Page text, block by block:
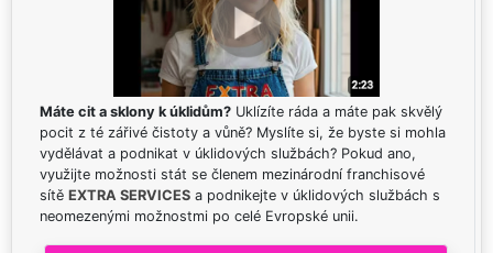
Máte cit a sklony k úklidům? Uklízíte ráda a máte pak skvělý
pocit z té zářivé čistoty a vůně? Myslíte si, že byste si mohla
vydělávat a podnikat v úklidových službách? Pokud ano,
využijte možnosti stát se členem mezinárodní franchisové
sítě EXTRA SERVICES a podnikejte v úklidových službách s
neomezenými možnostmi po celé Evropské unii.